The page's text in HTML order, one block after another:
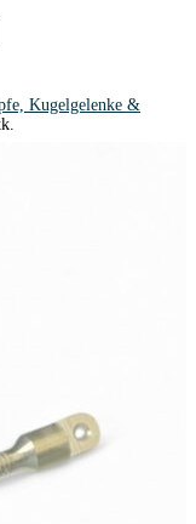
Kugelgelenke &